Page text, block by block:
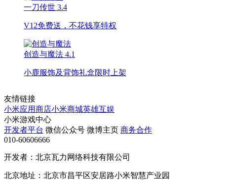
一刀传世 3.4
V12免费送，不花钱享特权
创造与魔法 4.1
小鹿服饰及背饰礼盒限时上架
友情链接
小米应用商店小米商城英雄互娱
小米游戏中心
开发者平台 微信公众号 微博主页 商务合作
010-60606666
开发者：北京瓦力网络科技有限公司
北京地址：北京市昌平区安居路小米智慧产业园